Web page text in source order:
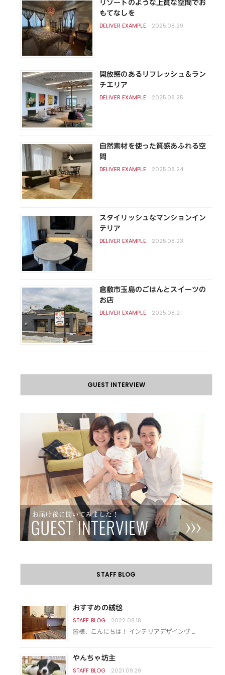
リゾートのような上質な空間でお
もてなしを
2025.08.29
開放感のあるリフレッシュ＆ラン
チエリア
2025.08.25
自然素材を使った質感あふれる空
間
2025.08.24
スタイリッシュなマンションイン
テリア
2025.08.23
倉敷市玉島のごはんとスイーツの
お店
2025.08.21
GUEST INTERVIEW
STAFF BLOG
おすすめの絨毯
2022.08.18
皆様、こんにちは！ インテリアデザインヴ …
やんちゃ坊主
2021.09.29